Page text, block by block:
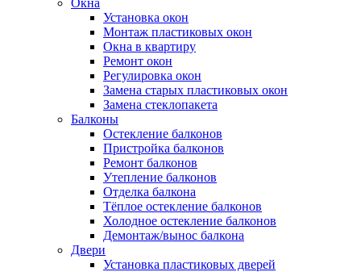
Окна
Установка окон
Монтаж пластиковых окон
Окна в квартиру
Ремонт окон
Регулировка окон
Замена старых пластиковых окон
Замена стеклопакета
Балконы
Остекление балконов
Пристройка балконов
Ремонт балконов
Утепление балконов
Отделка балкона
Тёплое остекление балконов
Холодное остекление балконов
Демонтаж/вынос балкона
Двери
Установка пластиковых дверей